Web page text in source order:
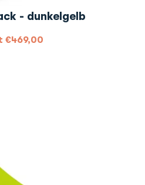
- dunkelgelb
€469,00